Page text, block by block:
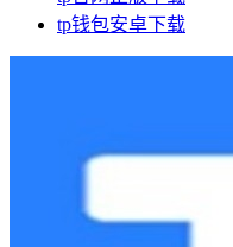
tp钱包安卓下载